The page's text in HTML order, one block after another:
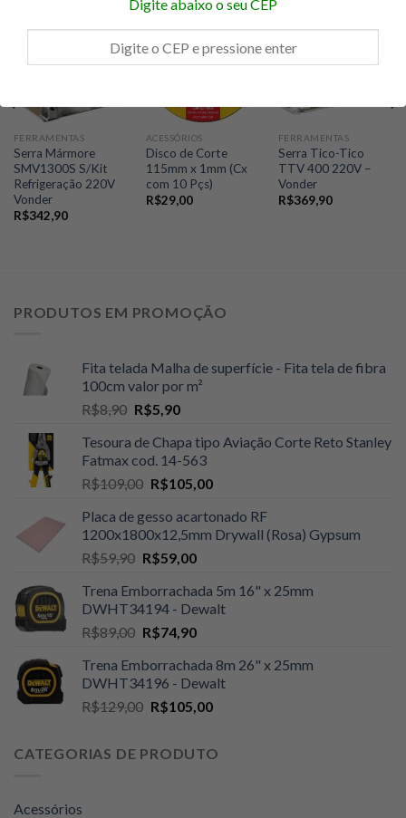
FERRAMENTAS
Serra Mármore
SMV1300S S/Kit
Refrigeração 220V
Vonder
R$342,90
ACESSÓRIOS
Disco de Corte
115mm x 1mm (Cx
com 10 Pçs)
R$29,00
FERRAMENTAS
Serra Tico-Tico
TTV 400 220V –
Vonder
R$369,90
PRODUTOS EM PROMOÇÃO
Fita telada Malha de superfície - Fita tela de fibra
100cm valor por m²
R$8,90 O
original
era:
R$8,90.
R$5,90O
atual
é:
R$5,90.
Tesoura de Chapa tipo Aviação Corte Reto Stanley
Fatmax cod. 14-563
R$109,00 O
original
era:
R$109,00.
R$105,00O
atual
é:
Placa de gesso acartonado RF
1200x1800x12,5mm Drywall (Rosa) Gypsum
R$59,90 O
original
era:
R$59,90.
R$59,00O
atual
é:
R$59,00.
Trena Emborrachada 5m 16" x 25mm
DWHT34194 - Dewalt
R$89,00 O
original
era:
R$89,00.
R$74,90O
atual
é:
R$74,90.
Trena Emborrachada 8m 26" x 25mm
DWHT34196 - Dewalt
R$129,00 O
era:
R$105,00O
é:
CATEGORIAS DE PRODUTO
Acessórios
Digite abaixo o seu CEP